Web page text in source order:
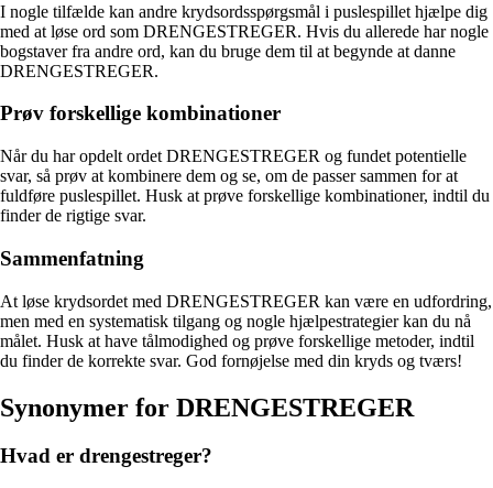
I nogle tilfælde kan andre krydsordsspørgsmål i puslespillet hjælpe dig
med at løse ord som DRENGESTREGER. Hvis du allerede har nogle
bogstaver fra andre ord, kan du bruge dem til at begynde at danne
DRENGESTREGER.
Prøv forskellige kombinationer
Når du har opdelt ordet DRENGESTREGER og fundet potentielle
svar, så prøv at kombinere dem og se, om de passer sammen for at
fuldføre puslespillet. Husk at prøve forskellige kombinationer, indtil du
finder de rigtige svar.
Sammenfatning
At løse krydsordet med DRENGESTREGER kan være en udfordring,
men med en systematisk tilgang og nogle hjælpestrategier kan du nå
målet. Husk at have tålmodighed og prøve forskellige metoder, indtil
du finder de korrekte svar. God fornøjelse med din kryds og tværs!
Synonymer for DRENGESTREGER
Hvad er drengestreger?